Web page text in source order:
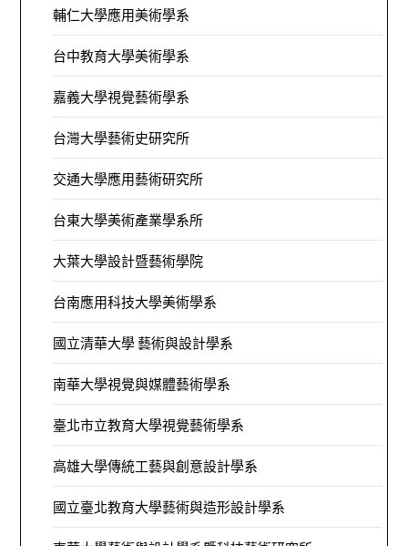
輔仁大學應用美術學系
台中教育大學美術學系
嘉義大學視覺藝術學系
台灣大學藝術史研究所
交通大學應用藝術研究所
台東大學美術產業學系所
大葉大學設計暨藝術學院
台南應用科技大學美術學系
國立清華大學 藝術與設計學系
南華大學視覺與媒體藝術學系
臺北市立教育大學視覺藝術學系
高雄大學傳統工藝與創意設計學系
國立臺北教育大學藝術與造形設計學系